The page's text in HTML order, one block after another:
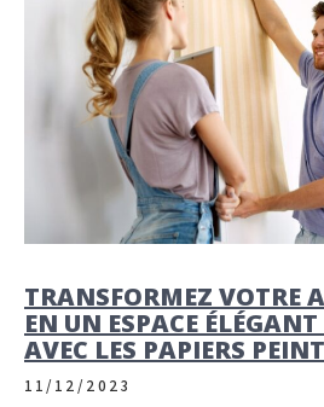
TRANSFORMEZ VOTRE
EN UN ESPACE
AVEC LES PAPIERS
11/12/2023